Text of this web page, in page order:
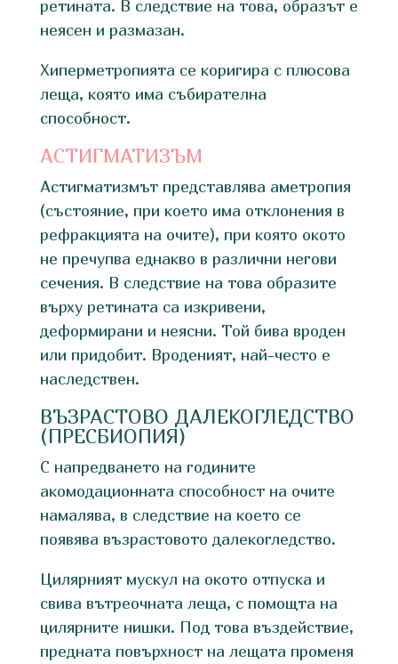
ретината. В следствие на това, образът е
неясен и размазан.
Хиперметропията се коригира с плюсова
леща, която има събирателна
способност.
АСТИГМАТИЗЪМ
Астигматизмът представлява аметропия
(състояние, при което има отклонения в
рефракцията на очите), при която окото
не пречупва еднакво в различни негови
сечения. В следствие на това образите
върху ретината са изкривени,
деформирани и неясни. Той бива вроден
или придобит. Вроденият, най-често е
наследствен.
ВЪЗРАСТОВО ДАЛЕКОГЛЕДСТВО
(ПРЕСБИОПИЯ)
С напредването на годините
акомодационната способност на очите
намалява, в следствие на което се
появява възрастовото далекогледство.
Цилярният мускул на окото отпуска и
свива вътреочната леща, с помощта на
цилярните нишки. Под това въздействие,
предната повърхност на лещата променя